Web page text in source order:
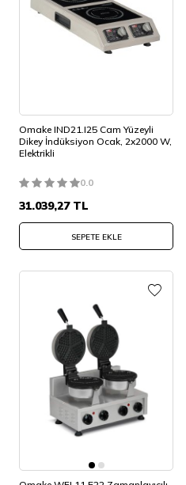
Omake IND21.I25 Cam Yüzeyli
Dikey İndüksiyon Ocak, 2x2000 W,
Elektrikli
0.0
31.039,27TL
SEPETE EKLE